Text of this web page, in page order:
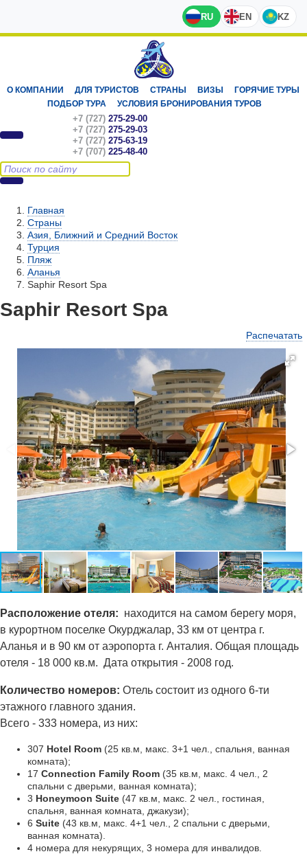
RU EN KZ
О КОМПАНИИ ДЛЯ ТУРИСТОВ СТРАНЫ ВИЗЫ
ГОРЯЧИЕ ТУРЫ
ПОДБОР ТУРА
УСЛОВИЯ БРОНИРОВАНИЯ ТУРОВ
+7 (727) 275-29-00
+7 (727) 275-29-03
+7 (727) 275-63-19
+7 (707) 225-48-40
Главная
Страны
Азия, Ближний и Средний Восток
Турция
Пляж
Аланья
Saphir Resort Spa
Saphir Resort Spa
Распечатать
Расположение отеля: находится на самом берегу моря,
в курортном поселке Окурджалар, 33 км от центра г.
Аланья и в 90 км от аэропорта г. Анталия. Общая площадь
отеля - 18 000 кв.м. Дата открытия - 2008 год.
Количество номеров: Oтель состоит из одного 6-ти
этажного главного здания.
Всего - 333 номера, из них:
307 Hotel Room (25 кв.м, макс. 3+1 чел., спальня, ванная
комната);
17 Connection Family Room (35 кв.м, макс. 4 чел., 2
спальни с дверьми, ванная комната);
3 Honeymoon Suite (47 кв.м, макс. 2 чел., гостиная,
спальня, ванная комната, джакузи);
6 Suite (43 кв.м, макс. 4+1 чел., 2 спальни с дверьми,
ванная комната).
4 номера для некурящих, 3 номера для инвалидов.